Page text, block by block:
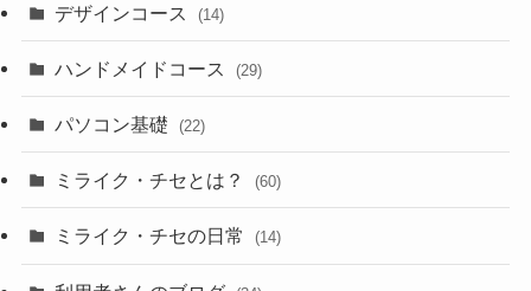
デザインコース (14)
ハンドメイドコース (29)
パソコン基礎 (22)
ミライク・チセとは？ (60)
ミライク・チセの日常 (14)